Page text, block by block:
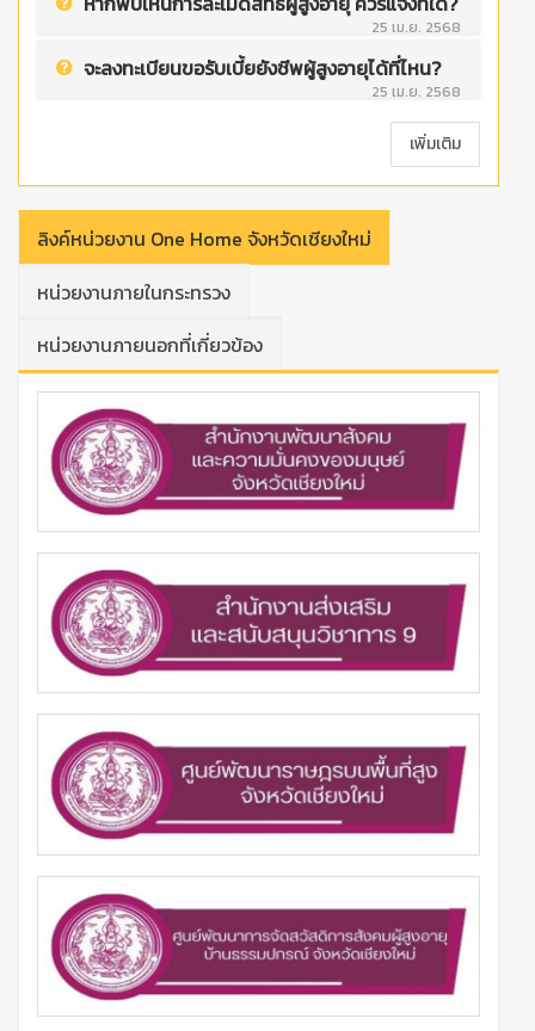
25 เม.ย. 2568
จะลงทะเบียนขอรับเบี้ยยังชีพผู้สูงอายุได้ที่ไหน?
25 เม.ย. 2568
เพิ่มเติม
ลิงค์หน่วยงาน One Home จังหวัดเชียงใหม่
หน่วยงานภายในกระทรวง
หน่วยงานภายนอกที่เกี่ยวข้อง